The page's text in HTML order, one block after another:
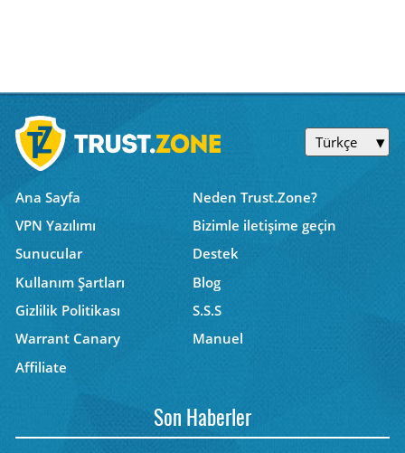
Türkçe
Ana Sayfa
Neden Trust.Zone?
VPN Yazılımı
Bizimle iletişime geçin
Sunucular
Destek
Kullanım Şartları
Blog
Gizlilik Politikası
S.S.S
Warrant Canary
Manuel
Affiliate
Son Haberler